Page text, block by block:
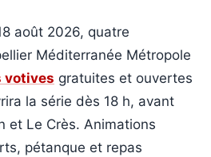
août 2026, quatre
Méditerranée Métropole
votives gratuites et ouvertes
la série dès 18 h, avant
et Le Crès. Animations
pétanque et repas